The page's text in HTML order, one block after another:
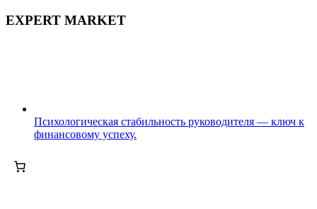
EXPERT MARKET
Психологическая стабильность руководителя — ключ к
финансовому успеху.